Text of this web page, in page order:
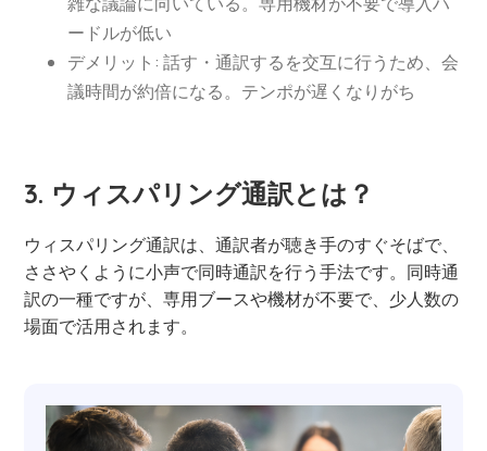
ードルが低い
デメリット: 話す・通訳するを交互に行うため、会
議時間が約倍になる。テンポが遅くなりがち
3. ウィスパリング通訳とは？
ウィスパリング通訳は、通訳者が聴き手のすぐそばで、
ささやくように小声で同時通訳を行う手法です。同時通
訳の一種ですが、専用ブースや機材が不要で、少人数の
場面で活用されます。